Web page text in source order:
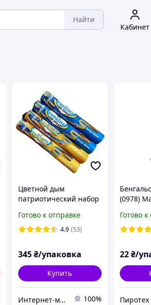
Найти
Кабинет
Цветной дым
патриотический набор
Maxsem MA0511 Patriot
60 с, 4 шт/уп
Готово к отправке
4.9 (53)
345₴/упаковка
Купить
Интернет-магазин "Chika Boom" 100%
(0978)
Готово
22 ₴/